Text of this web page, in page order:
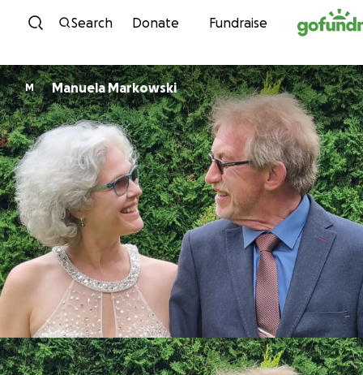
Skip to content
Search Donate Fundraise
M Manuela Markowski